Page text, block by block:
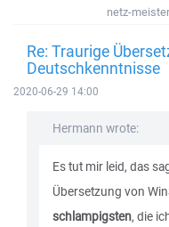
netz-meister
Re: Traurige
Deutschkenntnisse
2020-06-29 14:00
Hermann wrote:
Es tut mir leid, das
Übersetzung von
schlampigsten, die